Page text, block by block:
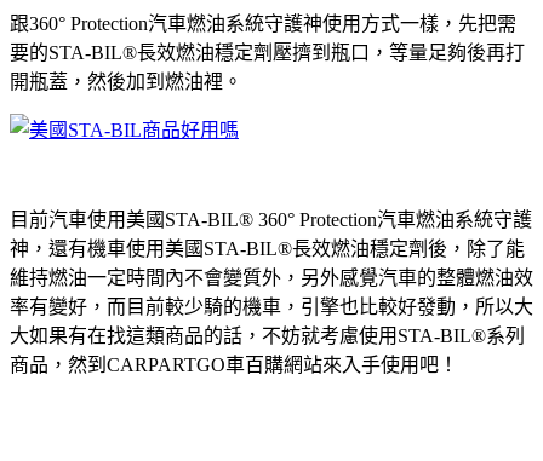
跟360° Protection汽車燃油系統守護神使用方式一樣，先把需
要的STA-BIL®長效燃油穩定劑壓擠到瓶口，等量足夠後再打
開瓶蓋，然後加到燃油裡。
目前汽車使用美國STA-BIL® 360° Protection汽車燃油系統守護
神，還有機車使用美國STA-BIL®長效燃油穩定劑後，除了能
維持燃油一定時間內不會變質外，另外感覺汽車的整體燃油效
率有變好，而目前較少騎的機車，引擎也比較好發動，所以大
大如果有在找這類商品的話，不妨就考慮使用STA-BIL®系列
商品，然到CARPARTGO車百購網站來入手使用吧！